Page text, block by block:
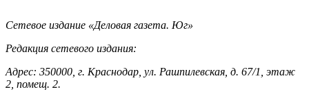
Контакты
Сетевое издание «Деловая газета. Юг»
Редакция сетевого издания:
Адрес: 350000, г. Краснодар, ул. Рашпилевская, д. 67/1, этаж
2, помещ. 2.